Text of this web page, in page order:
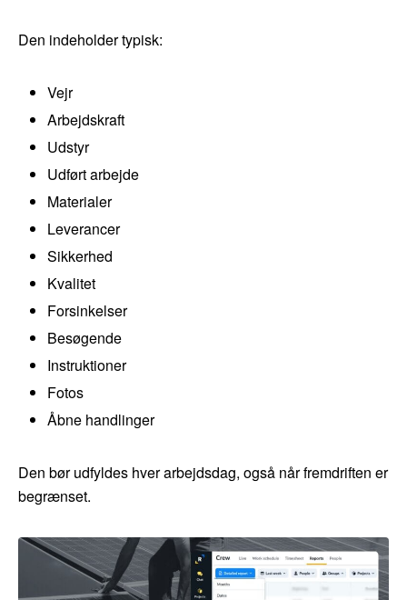
Den indeholder typisk:
Vejr
Arbejdskraft
Udstyr
Udført arbejde
Materialer
Leverancer
Sikkerhed
Kvalitet
Forsinkelser
Besøgende
Instruktioner
Fotos
Åbne handlinger
Den bør udfyldes hver arbejdsdag, også når fremdriften er
begrænset.